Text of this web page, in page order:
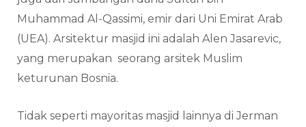
Muhammad Al-Qassimi, emir dari Uni Emirat Arab
(UEA). Arsitektur masjid ini adalah Alen Jasarevic,
yang merupakan seorang arsitek Muslim
keturunan Bosnia.
Tidak seperti mayoritas masjid lainnya di Jerman